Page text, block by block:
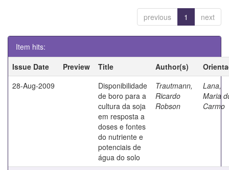
previous 1 next
Item hits:
Issue Date
Preview Title Author(s)
28-Aug-2009
Disponibilidade
de boro para a
cultura da soja
em resposta a
doses e fontes
do nutriente e
potenciais de
água do solo
Trautmann,
Ricardo
Robson
Lana,
Maria
Carmo